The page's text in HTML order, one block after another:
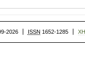
2026 ISSN 1652-1285